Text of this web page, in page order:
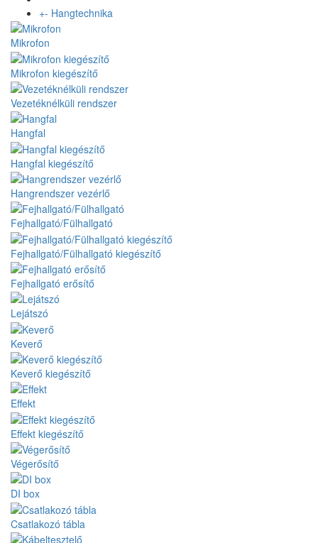
+- Hangtechnika
Mikrofon
Mikrofon kiegészítő
Vezetéknélküli rendszer
Hangfal
Hangfal kiegészítő
Hangrendszer vezérlő
Fejhallgató/Fülhallgató
Fejhallgató/Fülhallgató kiegészítő
Fejhallgató erősítő
Lejátszó
Keverő
Keverő kiegészítő
Effekt
Effekt kiegészítő
Végerősítő
DI box
Csatlakozó tábla